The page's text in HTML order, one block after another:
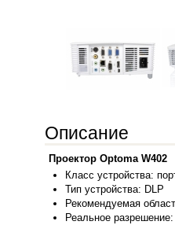
Описание
Проектор Optoma W402
Класс устройства:
Тип устройства: DLP
Рекомендуемая
Реальное